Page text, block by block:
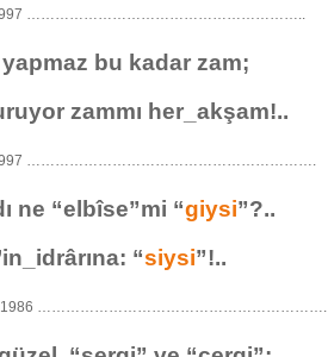
…………………………………………………..
yapmaz bu kadar zam;
zammı her_akşam!..
…………………………………………………….
ne “elbîse”mi “giysi”?..
“siysi”!..
…………………………………………………….